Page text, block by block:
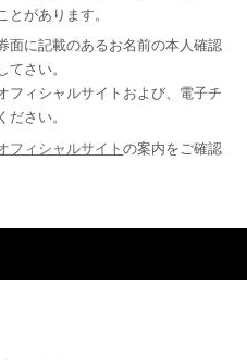
とがあります。
面に記載のあるお名前の本人確認
てさい。
フィシャルサイトおよび、電子チ
ださい。
フィシャルサイトの案内をご確認